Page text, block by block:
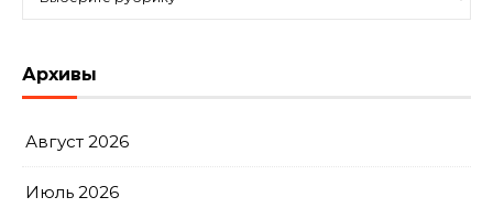
Архивы
Август 2026
Июль 2026